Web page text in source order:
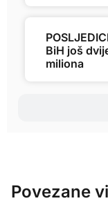
BiH još
miliona
Povezane